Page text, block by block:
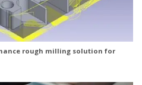
rough milling solution for